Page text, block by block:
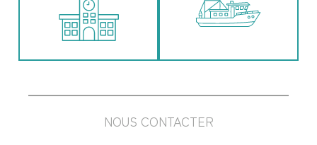
NOUS CONTACTER